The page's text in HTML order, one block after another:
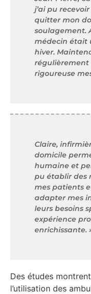
j’ai pu
quitter mon
soulagement.
médecin était
hiver.
régulièrement
rigoureuse
Claire,
domicile
humaine et
pu établir des
mes patients
adapter mes
leurs besoins
expérience
enrichissante.
Des études
l’utilisation des